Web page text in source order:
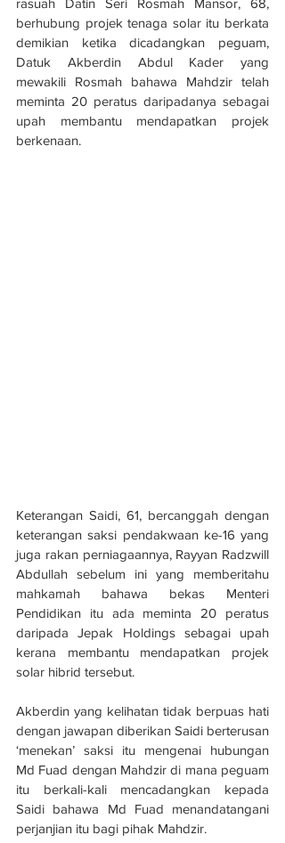
rasuah Datin Seri Rosmah Mansor, 68,
berhubung projek tenaga solar itu berkata
demikian ketika dicadangkan peguam,
Datuk Akberdin Abdul Kader yang
mewakili Rosmah bahawa Mahdzir telah
meminta 20 peratus daripadanya sebagai
upah membantu mendapatkan projek
berkenaan.
Keterangan Saidi, 61, bercanggah dengan
keterangan saksi pendakwaan ke-16 yang
juga rakan perniagaannya, Rayyan Radzwill
Abdullah sebelum ini yang memberitahu
mahkamah bahawa bekas Menteri
Pendidikan itu ada meminta 20 peratus
daripada Jepak Holdings sebagai upah
kerana membantu mendapatkan projek
solar hibrid tersebut.
Akberdin yang kelihatan tidak berpuas hati
dengan jawapan diberikan Saidi berterusan
‘menekan’ saksi itu mengenai hubungan
Md Fuad dengan Mahdzir di mana peguam
itu berkali-kali mencadangkan kepada
Saidi bahawa Md Fuad menandatangani
perjanjian itu bagi pihak Mahdzir.